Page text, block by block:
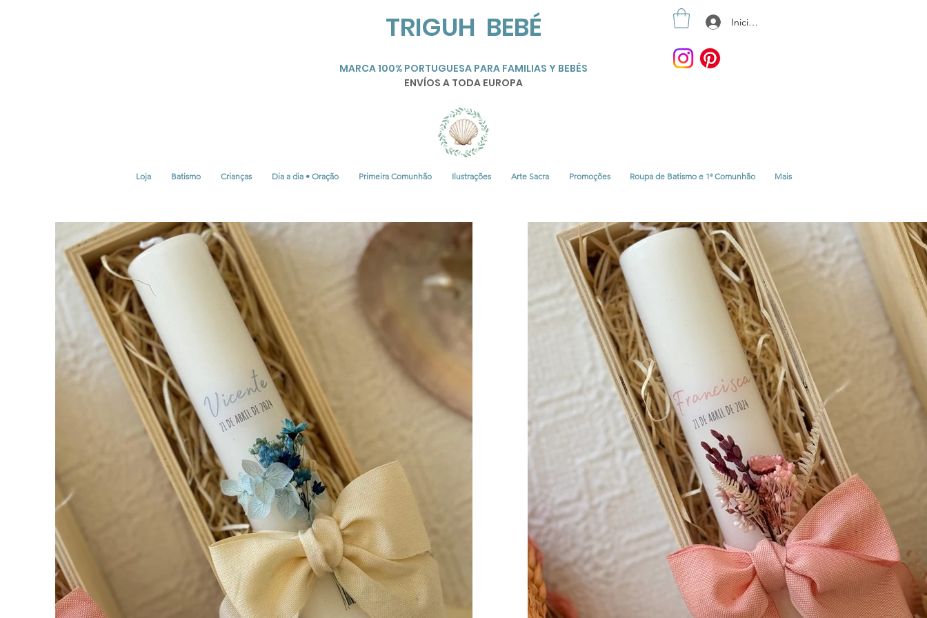
TRIGUH BEBÉ
MARCA 100% PORTUGUESA PARA FAMILIAS Y BEBÉS
ENVÍOS A TODA EUROPA
Iniciar sesión
Loja Batismo Crianças Dia a dia • Oração Primeira Comunhão Ilustrações Arte Sacra Promoções Roupa de Batismo e 1ª Comunhão Mais